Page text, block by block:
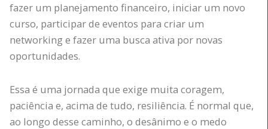
fazer um planejamento financeiro, iniciar um novo
curso, participar de eventos para criar um
networking e fazer uma busca ativa por novas
oportunidades.
Essa é uma jornada que exige muita coragem,
paciência e, acima de tudo, resiliência. É normal que,
ao longo desse caminho, o desânimo e o medo